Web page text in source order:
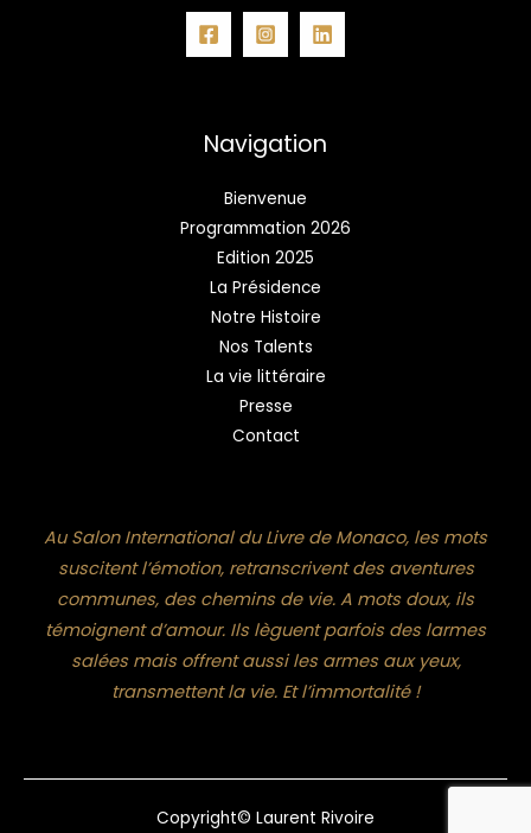
Navigation
Bienvenue
Programmation 2026
Edition 2025
La Présidence
Notre Histoire
Nos Talents
La vie littéraire
Presse
Contact
Au Salon International du Livre de Monaco, les mots
suscitent l’émotion, retranscrivent des aventures
communes, des chemins de vie. A mots doux, ils
témoignent d’amour. Ils lèguent parfois des larmes
salées mais offrent aussi les armes aux yeux,
transmettent la vie. Et l’immortalité !
Copyright© Laurent Rivoire